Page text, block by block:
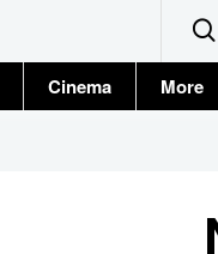
Cinema More